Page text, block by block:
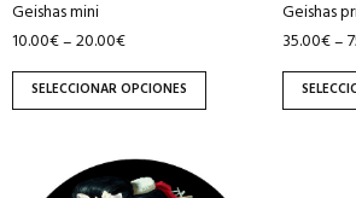
Geishas mini
10.00€–20.00€
SELECCIONAR OPCIONES
elegir
en
la
página
producto
Geishas
35.00€–
elegir
en
la
página